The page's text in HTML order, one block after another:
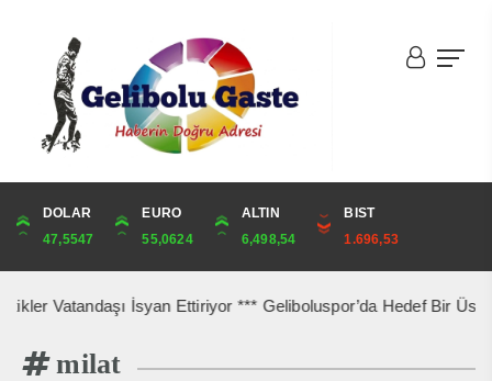
DOLAR
47,5547
EURO
55,0624
ALTIN
6,498,54
BIST
1.696,53
ONS
4,248,37
ALTIN
6,498,54
ÇEYREK
10,625,11
CUMHURİYET
42,969,00
Vatandaşı İsyan Ettiriyor *** Geliboluspor’da Hedef Bir Üst
milat